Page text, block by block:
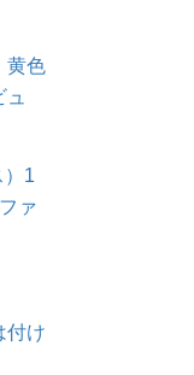
色
ュ
）1
ァ
付け